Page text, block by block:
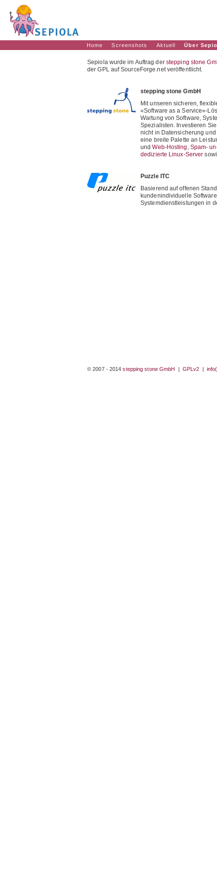
Home Screenshots Aktuell Über
Sepiola wurde im Auftrag der stepping stone
der GPL auf SourceForge.net veröffentlicht.
stepping stone GmbH
Mit unseren sicheren,
«Software as a Service»-
Wartung von Software,
Spezialisten. Investieren
nicht in Datensicherung
eine breite Palette an
undWeb-Hosting , Spam-
dedizierte Linux-Server
Puzzle ITC
Basierend auf offenen
kundenindividuelle
Systemdienstleistungen in
© 2007 - 2014 stepping stone GmbH | GPLv2 |